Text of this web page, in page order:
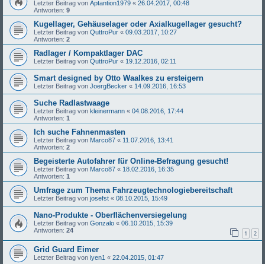
Letzter Beitrag von Aptantion1979 « 26.04.2017, 00:48
Antworten: 9
Kugellager, Gehäuselager oder Axialkugellager gesucht?
Letzter Beitrag von QuttroPur « 09.03.2017, 10:27
Antworten: 2
Radlager / Kompaktlager DAC
Letzter Beitrag von QuttroPur « 19.12.2016, 02:11
Smart designed by Otto Waalkes zu ersteigern
Letzter Beitrag von JoergBecker « 14.09.2016, 16:53
Suche Radlastwaage
Letzter Beitrag von kleinermann « 04.08.2016, 17:44
Antworten: 1
Ich suche Fahnenmasten
Letzter Beitrag von Marco87 « 11.07.2016, 13:41
Antworten: 2
Begeisterte Autofahrer für Online-Befragung gesucht!
Letzter Beitrag von Marco87 « 18.02.2016, 16:35
Antworten: 1
Umfrage zum Thema Fahrzeugtechnologiebereitschaft
Letzter Beitrag von josefst « 08.10.2015, 15:49
Nano-Produkte - Oberflächenversiegelung
Letzter Beitrag von Gonzalo « 06.10.2015, 15:39
Antworten: 24 1 2
Grid Guard Eimer
Letzter Beitrag von iyen1 « 22.04.2015, 01:47